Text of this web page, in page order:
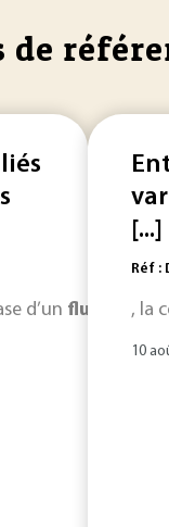
d’un fluide
[...]
Réf :
, la
10